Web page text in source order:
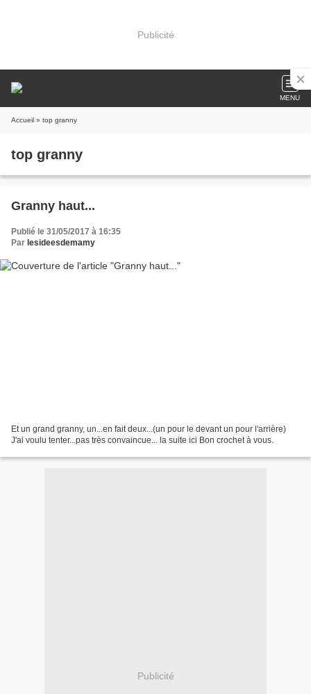
Publicité
MENU
Accueil » top granny
top granny
Granny haut...
Publié le 31/05/2017 à 16:35
Par lesideesdemamy
Et un grand granny, un...en fait deux...(un pour le devant un pour l'arrière)
J'ai voulu tenter...pas très convaincue... la suite ici Bon crochet à vous.
Publicité